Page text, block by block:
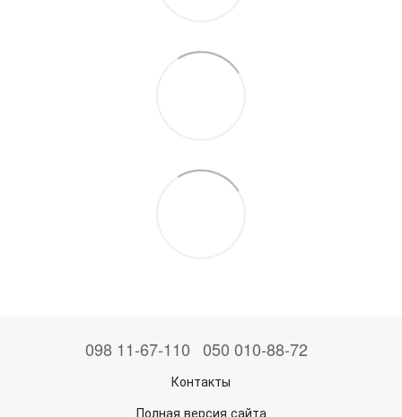
098 11-67-110 050 010-88-72
Контакты
Полная версия сайта